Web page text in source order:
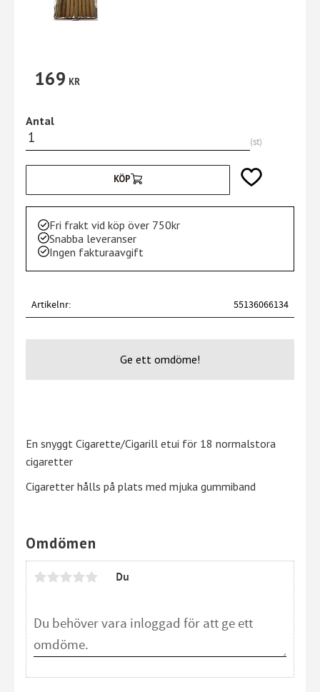
169 KR
Antal
st
KÖP Lägg till i
Fri frakt vid köp över 750kr
Snabba leveranser
Ingen fakturaavgift
Artikelnr 55136066134
Ge ett omdöme!
En snyggt Cigarette/Cigarill etui för 18 normalstora
cigaretter
Cigaretter hålls på plats med mjuka gummiband
Omdömen
Du